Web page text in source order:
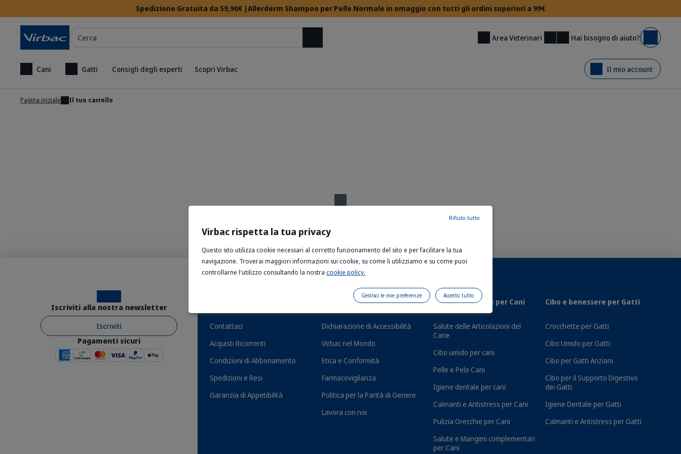
Spedizione Gratuita da 59,90€ |Allerderm Shampoo per Pelle Normale in omaggio con tutti gli ordini superiori a 99€
Area Veterinari Hai bisogno di aiuto? Carrello
Cani Gatti Consigli degli esperti Scopri Virbac Il mio account
Pagina iniziale Il tuo carrello
Contattaci
Acquisti Ricorrenti
Condizioni di Abbonamento
Spedizioni e Resi
Garanzia di Appetibilità
Scopri Virbac
Dichiarazione di Accessibilità
Virbac nel Mondo
Etica e Conformità
Farmacovigilanza
Politica per la Parità di Genere
Lavora con noi
Cibo e benessere per Cani
Salute delle Articolazioni del
Cane
Cibo umido per cani
Pelle e Pelo Cani
Igiene dentale per cani
Calmanti e Antistress per Cani
Pulizia Orecchie per Cani
Salute e Mangimi complementari
per Cani
Cibo e benessere per Gatti
Crocchette per Gatti
Cibo Umido per Gatti
Cibo per Gatti Anziani
Cibo per il Supporto Digestivo
dei Gatti
Igiene Dentale per Gatti
Calmanti e Antistress per Gatti
Iscriviti alla nostra newsletter
Iscriviti
Pagamenti sicuri
Virbac rispetta la tua privacy
Questo sito utilizza cookie necessari al corretto funzionamento del sito e per facilitare la tua
navigazione. Troverai maggiori informazioni sui cookie, su come li utilizziamo e su come puoi
controllarne l'utilizzo consultando la nostra cookie policy.
Rifiuto tutto
Accetto tutto
Gestisci le mie preferenze